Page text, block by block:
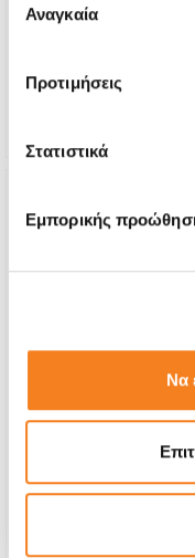
των υπηρεσιών τους.
συγκατάθεσης
Αναγκαία
Προτιμήσεις
Στατιστικά
Εμπορικής
Να
Χρόνος